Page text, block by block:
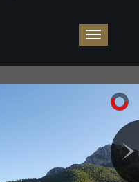
Toggle
navigation